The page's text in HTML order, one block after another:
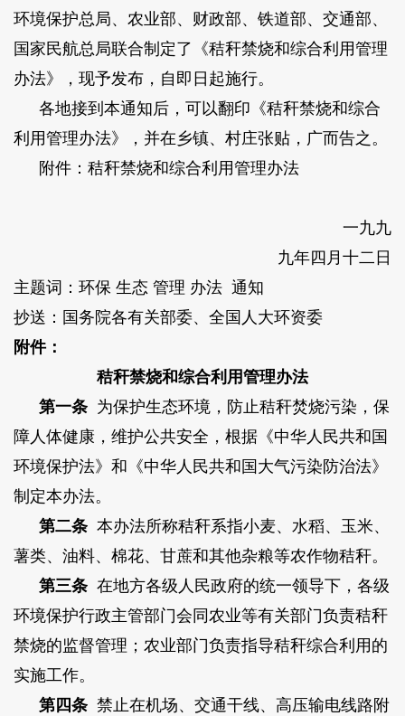
环境保护总局、农业部、财政部、铁道部、交通部、
国家民航总局联合制定了《秸秆禁烧和综合利用管理
办法》，现予发布，自即日起施行。
各地接到本通知后，可以翻印《秸秆禁烧和综合
利用管理办法》，并在乡镇、村庄张贴，广而告之。
附件：秸秆禁烧和综合利用管理办法
一九九
九年四月十二日
主题词：环保 生态 管理 办法 通知
抄送：国务院各有关部委、全国人大环资委
附件：
秸秆禁烧和综合利用管理办法
第一条为保护生态环境，防止秸秆焚烧污染，保
障人体健康，维护公共安全，根据《中华人民共和国
环境保护法》和《中华人民共和国大气污染防治法》
制定本办法。
第二条本办法所称秸秆系指小麦、水稻、玉米、
薯类、油料、棉花、甘蔗和其他杂粮等农作物秸秆。
第三条在地方各级人民政府的统一领导下，各级
环境保护行政主管部门会同农业等有关部门负责秸秆
禁烧的监督管理；农业部门负责指导秸秆综合利用的
实施工作。
第四条禁止在机场、交通干线、高压输电线路附